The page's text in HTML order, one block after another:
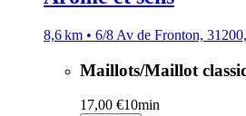
8,6 km • 6/8 Av de Fronton,
Maillots/Maillot
17,00 €10min